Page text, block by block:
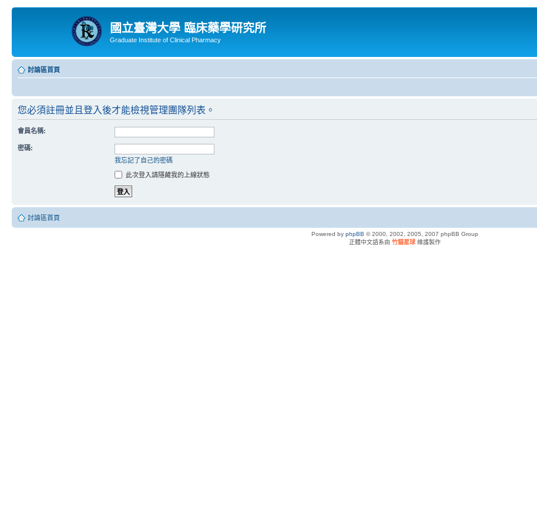
國立臺灣大學 臨床藥學研究所
Graduate Institute of Clinical Pharmacy
討論區首頁
您必須註冊並且登入後才能檢視管理團隊列表。
會員名稱:
密碼:
我忘記了自己的密碼
此次登入請隱藏我的上線狀態
討論區首頁
Powered by phpBB © 2000, 2002, 2005, 2007 phpBB Group
正體中文語系由 竹貓星球 維護製作